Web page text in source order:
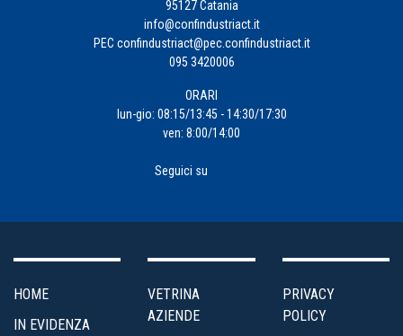
95127 Catania
info@confindustriact.it
PEC confindustriact@pec.confindustriact.it
095 3420006
ORARI
lun-gio: 08:15/13:45 - 14:30/17:30
ven: 8:00/14:00
Seguici su
HOME
IN EVIDENZA
VETRINA
AZIENDE
PRIVACY
POLICY